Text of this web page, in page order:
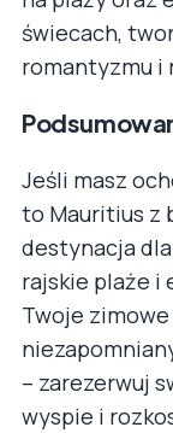
świecach,
romantyzmu i
Jeśli masz
to Mauritius z
destynacja
rajskie plaże i
Twoje
– zarezerwuj
wyspie i